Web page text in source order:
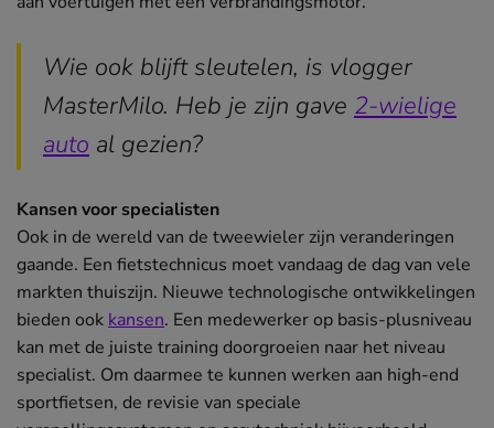
Wie ook blijft sleutelen, is vlogger
MasterMilo. Heb je zijn gave 2-wielige
auto (opent
nieuw
venster)
al gezien?
Kansen voor specialisten
Ook in de wereld van de tweewieler zijn veranderingen
gaande. Een fietstechnicus moet vandaag de dag van vele
markten thuiszijn. Nieuwe technologische ontwikkelingen
bieden ook kansen. Een medewerker op basis-plusniveau
kan met de juiste training doorgroeien naar het niveau
specialist. Om daarmee te kunnen werken aan high-end
sportfietsen, de revisie van speciale